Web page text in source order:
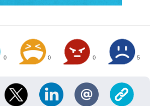
0 0 0 5